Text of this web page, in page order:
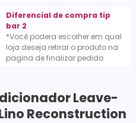
Diferencial de compra tip
bar 2
*Você podera escolher em qual
loja deseja retirar o produto na
pagina de finalizar pedido
Leave-
Reconstruction